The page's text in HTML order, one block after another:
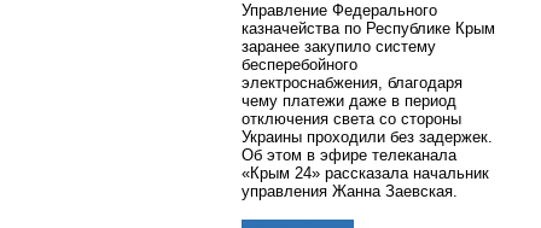
Управление Федерального
казначейства по Республике Крым
заранее закупило систему
бесперебойного
электроснабжения, благодаря
чему платежи даже в период
отключения света со стороны
Украины проходили без задержек.
Об этом в эфире телеканала
«Крым 24» рассказала начальник
управления Жанна Заевская.